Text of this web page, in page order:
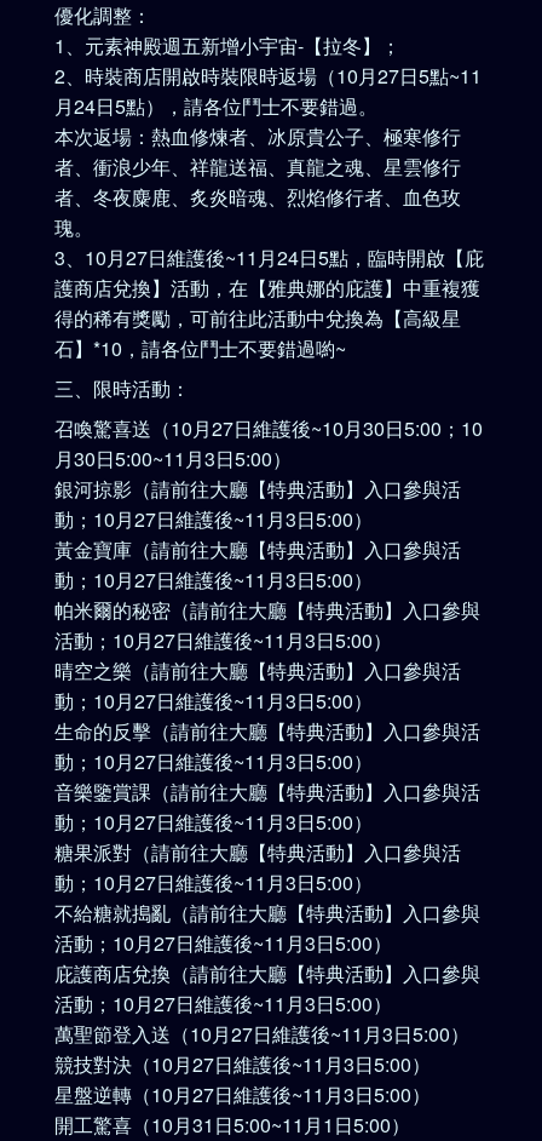
優化調整：
1、元素神殿週五新增小宇宙-【拉冬】；
2、時裝商店開啟時裝限時返場（10月27日5點~11
月24日5點），請各位鬥士不要錯過。
本次返場：熱血修煉者、冰原貴公子、極寒修行
者、衝浪少年、祥龍送福、真龍之魂、星雲修行
者、冬夜麋鹿、炙炎暗魂、烈焰修行者、血色玫
瑰。
3、10月27日維護後~11月24日5點，臨時開啟【庇
護商店兌換】活動，在【雅典娜的庇護】中重複獲
得的稀有獎勵，可前往此活動中兌換為【高級星
石】*10，請各位鬥士不要錯過喲~
三、限時活動：
召喚驚喜送（10月27日維護後~10月30日5:00；10
月30日5:00~11月3日5:00）
銀河掠影（請前往大廳【特典活動】入口參與活
動；10月27日維護後~11月3日5:00）
黃金寶庫（請前往大廳【特典活動】入口參與活
動；10月27日維護後~11月3日5:00）
帕米爾的秘密（請前往大廳【特典活動】入口參與
活動；10月27日維護後~11月3日5:00）
晴空之樂（請前往大廳【特典活動】入口參與活
動；10月27日維護後~11月3日5:00）
生命的反擊（請前往大廳【特典活動】入口參與活
動；10月27日維護後~11月3日5:00）
音樂鑒賞課（請前往大廳【特典活動】入口參與活
動；10月27日維護後~11月3日5:00）
糖果派對（請前往大廳【特典活動】入口參與活
動；10月27日維護後~11月3日5:00）
不給糖就搗亂（請前往大廳【特典活動】入口參與
活動；10月27日維護後~11月3日5:00）
庇護商店兌換（請前往大廳【特典活動】入口參與
活動；10月27日維護後~11月3日5:00）
萬聖節登入送（10月27日維護後~11月3日5:00）
競技對決（10月27日維護後~11月3日5:00）
星盤逆轉（10月27日維護後~11月3日5:00）
開工驚喜（10月31日5:00~11月1日5:00）